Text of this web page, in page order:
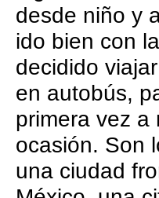
desde niño y
ido bien con
decidido
en autobús,
primera vez a
ocasión. Son
una ciudad